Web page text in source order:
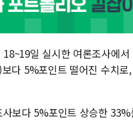
일 실시한 여론조사에
다 5%포인트 떨어진 수치로
보다 5%포인트 상승한